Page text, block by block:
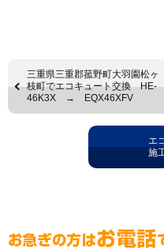
三重県三重郡菰野町大羽園松ヶ
枝町でエコキュート交換 HE-
46K3X → EQX46XFV
エ
施